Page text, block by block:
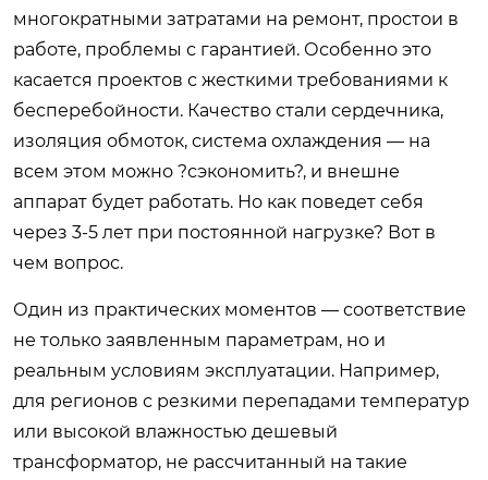
многократными затратами на ремонт, простои в
работе, проблемы с гарантией. Особенно это
касается проектов с жесткими требованиями к
бесперебойности. Качество стали сердечника,
изоляция обмоток, система охлаждения — на
всем этом можно ?сэкономить?, и внешне
аппарат будет работать. Но как поведет себя
через 3-5 лет при постоянной нагрузке? Вот в
чем вопрос.
Один из практических моментов — соответствие
не только заявленным параметрам, но и
реальным условиям эксплуатации. Например,
для регионов с резкими перепадами температур
или высокой влажностью дешевый
трансформатор, не рассчитанный на такие